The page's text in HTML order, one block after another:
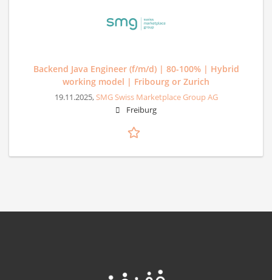
Backend Java Engineer (f/m/d) | 80-100% | Hybrid
working model | Fribourg or Zurich
19.11.2025,SMG Swiss Marketplace Group AG
Freiburg